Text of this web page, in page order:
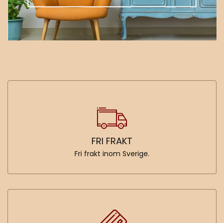
FRI FRAKT
Fri frakt inom Sverige.